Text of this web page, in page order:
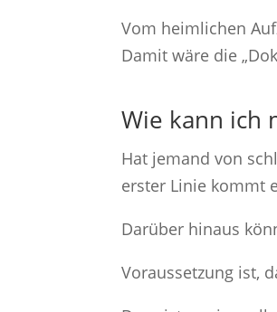
Vom heimlichen
Damit wäre die
Wie kann ich
Hat jemand von
erster Linie kommt
Darüber hinaus
Voraussetzung ist,